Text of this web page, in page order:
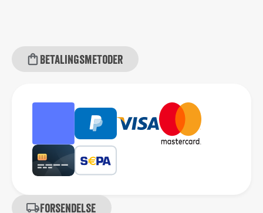
Betalingsmetoder
Forsendelse